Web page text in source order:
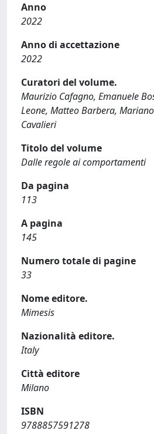
Anno
2022
Anno di accettazione
2022
Curatori del volume.
Maurizio Cafagno, Emanuele
Leone, Matteo Barbera,
Cavalieri
Titolo del volume
Dalle regole ai comportamenti
Da pagina
113
A pagina
145
Numero totale di pagine
33
Nome editore.
Mimesis
Nazionalità editore.
Italy
Città editore
Milano
ISBN
9788857591278